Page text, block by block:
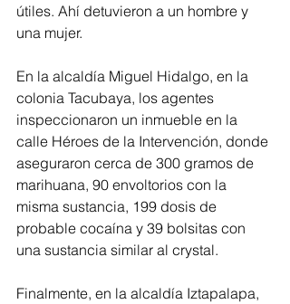
útiles. Ahí detuvieron a un hombre y
una mujer.
En la alcaldía Miguel Hidalgo, en la
colonia Tacubaya, los agentes
inspeccionaron un inmueble en la
calle Héroes de la Intervención, donde
aseguraron cerca de 300 gramos de
marihuana, 90 envoltorios con la
misma sustancia, 199 dosis de
probable cocaína y 39 bolsitas con
una sustancia similar al crystal.
Finalmente, en la alcaldía Iztapalapa,